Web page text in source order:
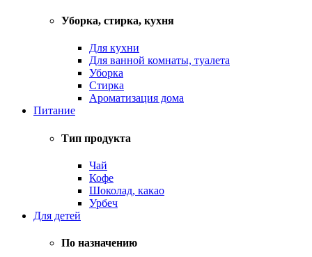
Уборка, стирка, кухня
Для кухни
Для ванной комнаты, туалета
Уборка
Стирка
Ароматизация дома
Питание
Тип продукта
Чай
Кофе
Шоколад, какао
Урбеч
Для детей
По назначению